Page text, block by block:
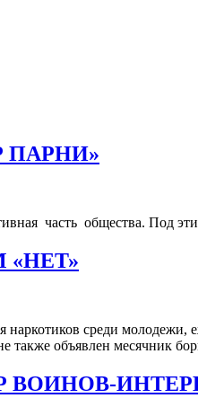
ПАРНИ»
часть общества. Под
наркотиков среди
также объявлен месячник
ВОИНОВ-